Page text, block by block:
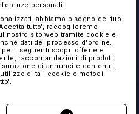
personali.
abbiamo bisogno del tuo
tutto', raccoglieremo
nostro sito web tramite cookie e
dati del processo d'ordine.
i seguenti scopi: offerte e
te, raccomandazioni di prodotti
di annunci e contenuti.
di tali cookie e metodi